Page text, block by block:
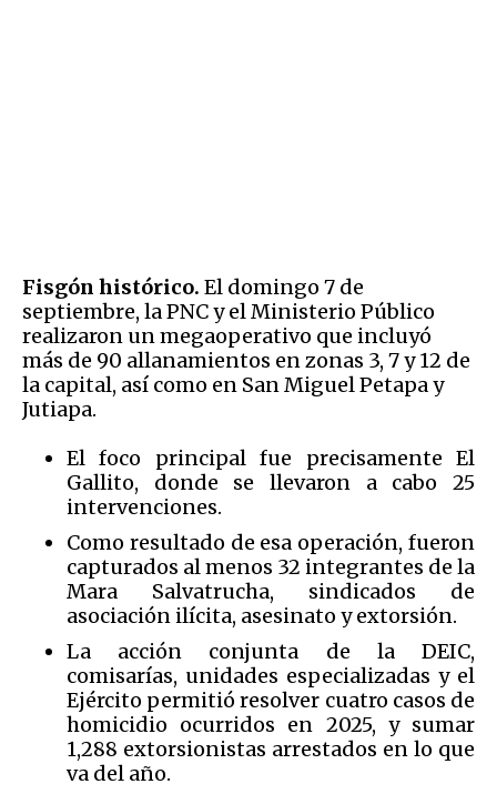
Fisgón histórico. El domingo 7 de
septiembre, la PNC y el Ministerio Público
realizaron un megaoperativo que incluyó
más de 90 allanamientos en zonas 3, 7 y 12 de
la capital, así como en San Miguel Petapa y
Jutiapa.
El foco principal fue precisamente El
Gallito, donde se llevaron a cabo 25
intervenciones.
Como resultado de esa operación, fueron
capturados al menos 32 integrantes de la
Mara Salvatrucha, sindicados de
asociación ilícita, asesinato y extorsión.
La acción conjunta de la DEIC,
comisarías, unidades especializadas y el
Ejército permitió resolver cuatro casos de
homicidio ocurridos en 2025, y sumar
1,288 extorsionistas arrestados en lo que
va del año.